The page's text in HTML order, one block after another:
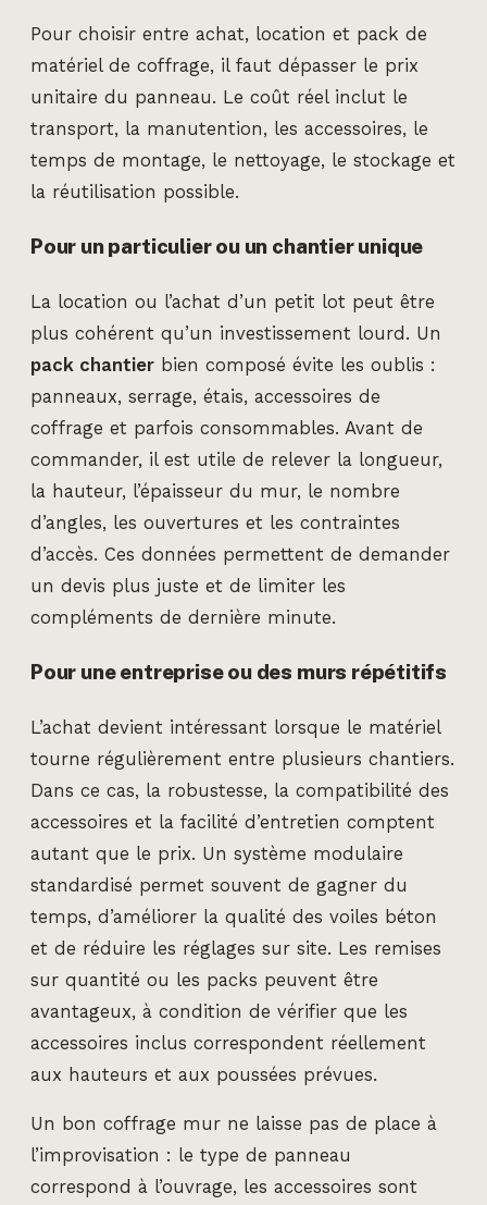
Pour choisir entre achat, location et pack de
matériel de coffrage, il faut dépasser le prix
unitaire du panneau. Le coût réel inclut le
transport, la manutention, les accessoires, le
temps de montage, le nettoyage, le stockage et
la réutilisation possible.
Pour un particulier ou un chantier unique
La location ou l’achat d’un petit lot peut être
plus cohérent qu’un investissement lourd. Un
pack chantier bien composé évite les oublis :
panneaux, serrage, étais, accessoires de
coffrage et parfois consommables. Avant de
commander, il est utile de relever la longueur,
la hauteur, l’épaisseur du mur, le nombre
d’angles, les ouvertures et les contraintes
d’accès. Ces données permettent de demander
un devis plus juste et de limiter les
compléments de dernière minute.
Pour une entreprise ou des murs répétitifs
L’achat devient intéressant lorsque le matériel
tourne régulièrement entre plusieurs chantiers.
Dans ce cas, la robustesse, la compatibilité des
accessoires et la facilité d’entretien comptent
autant que le prix. Un système modulaire
standardisé permet souvent de gagner du
temps, d’améliorer la qualité des voiles béton
et de réduire les réglages sur site. Les remises
sur quantité ou les packs peuvent être
avantageux, à condition de vérifier que les
accessoires inclus correspondent réellement
aux hauteurs et aux poussées prévues.
Un bon coffrage mur ne laisse pas de place à
l’improvisation : le type de panneau
correspond à l’ouvrage, les accessoires sont